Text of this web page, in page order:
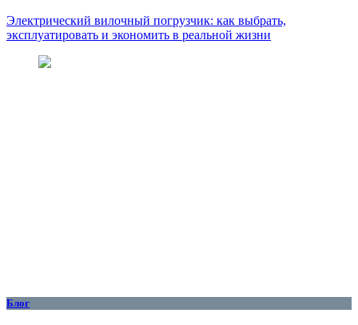
Электрический вилочный погрузчик: как выбрать,
эксплуатировать и экономить в реальной жизни
Блог